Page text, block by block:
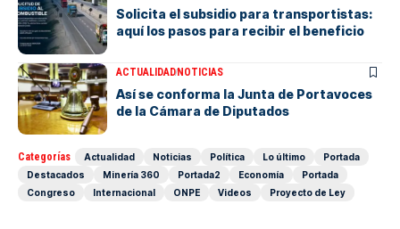
Solicita el subsidio para transportistas:
aquí los pasos para recibir el beneficio
ACTUALIDADNOTICIAS
Así se conforma la Junta de Portavoces
de la Cámara de Diputados
Categorías Actualidad Noticias Política Lo último
Portada
Destacados
Minería 360 Portada2 Economía
Portada
Congreso
Internacional ONPE Videos Proyecto de Ley